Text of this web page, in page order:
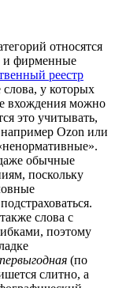
относятся
и фирменные
реестр
у которых
вхождения можно
это учитывать,
Ozon или
обычные
поскольку
слова с
поэтому
(по
слитно, а